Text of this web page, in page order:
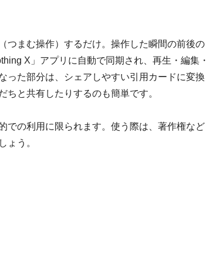
つまむ操作）するだけ。操作した瞬間の前後の
X」アプリに自動で同期され、再生・編集・
った部分は、シェアしやすい引用カードに変換
と共有したりするのも簡単です。
での利用に限られます。使う際は、著作権など
ょう。